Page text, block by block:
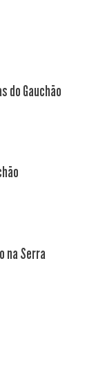
do Gauchão
na Serra